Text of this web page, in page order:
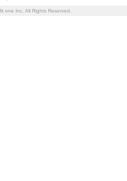
one Inc. All Rights Reserved.